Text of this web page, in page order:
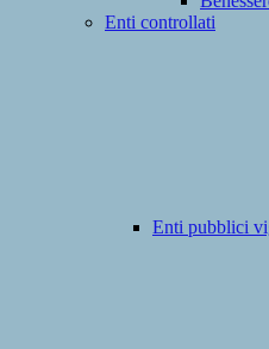
Enti controllati
Enti pubblici